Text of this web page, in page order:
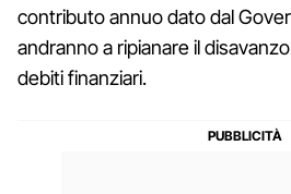
contributo annuo dato dal
andranno a ripianare il
debiti finanziari.